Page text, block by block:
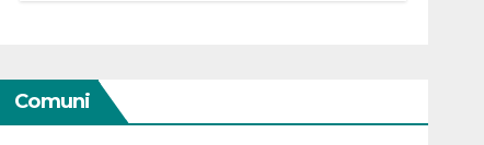
Comuni